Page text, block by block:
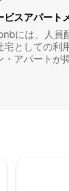
ビスアパート
には、人員
宅としての利
・アパートが